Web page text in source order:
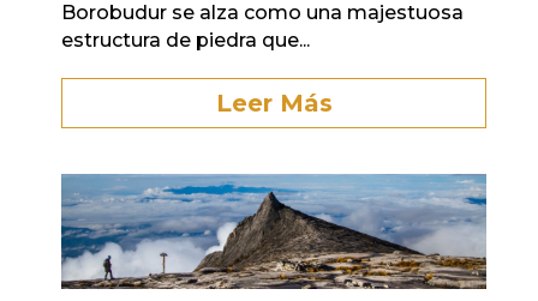
Borobudur se alza como una majestuosa
estructura de piedra que...
Leer Más